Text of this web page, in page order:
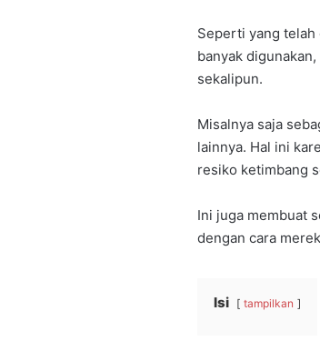
Seperti yang telah
banyak
sekalipun.
Misalnya saja
lainnya. Hal ini
resiko ketimbang
Ini juga membuat
dengan cara
Isi tampilkan